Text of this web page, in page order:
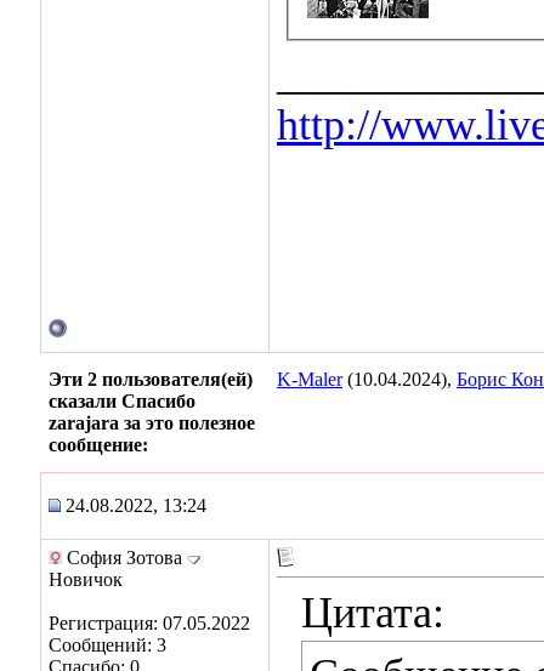
http://
Эти 2 пользователя(ей)
сказали Спасибо
zarajara за это полезное
сообщение:
K-Maler(10.04.2024), Борис Кон
24.08.2022, 13:24
София Зотова
Новичок
Регистрация: 07.05.2022
Сообщений: 3
Спасибо: 0
Цитата: